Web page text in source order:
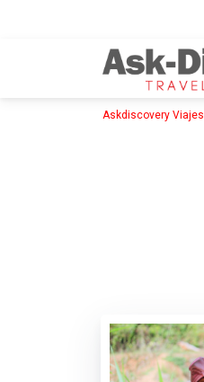
Askdiscovery Viajes